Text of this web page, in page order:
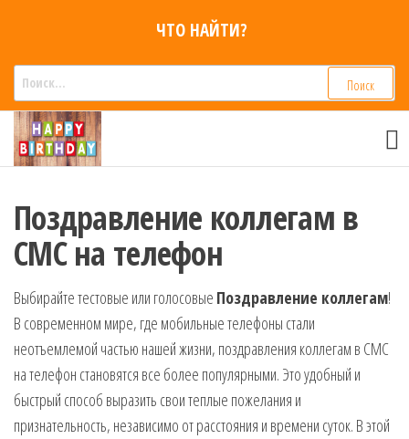
содержимому
ЧТО НАЙТИ?
поздравления
Голосовые смс
приколы на
телефон —
женщин,
детей и
друзей.
в Смс на
телефон,
музыкальные.
Поздравление коллегам в
СМС на телефон
Выбирайте тестовые или голосовые Поздравление коллегам!
В современном мире, где мобильные телефоны стали
неотъемлемой частью нашей жизни, поздравления коллегам в СМС
на телефон становятся все более популярными. Это удобный и
быстрый способ выразить свои теплые пожелания и
признательность, независимо от расстояния и времени суток. В этой